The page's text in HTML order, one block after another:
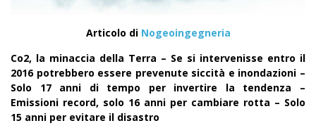
Articolo di Nogeoingegneria
Co2, la minaccia della Terra – Se si intervenisse entro il
2016 potrebbero essere prevenute siccità e inondazioni –
Solo 17 anni di tempo per invertire la tendenza –
Emissioni record, solo 16 anni per cambiare rotta – Solo
15 anni per evitare il disastro